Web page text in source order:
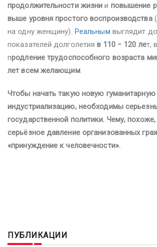
продолжительности жизни и повышение
выше уровня простого воспроизводства
на одну женщину). Реальным выглядит
показателей долголетияв 110 − 120 лет,
продление трудоспособного возраста
лет всем желающим.
Чтобы начать такую новую гуманитарную
индустриализацию, необходимы
государственной политики. Чему,
серьёзное давление организованных
«принуждение к человечности».
ПУБЛИКАЦИИ